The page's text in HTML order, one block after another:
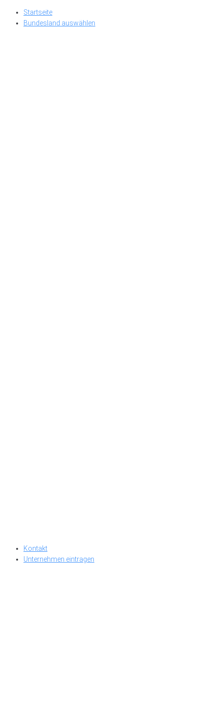
Skip
Startseite
Bundesland auswählen
Kontakt
Unternehmen eintragen